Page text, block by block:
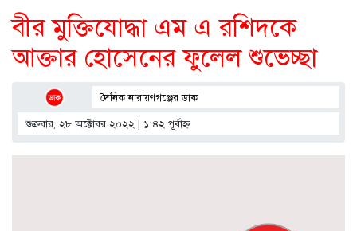
বীর মুক্তিযোদ্ধা এম এ রশিদকে
আক্তার হোসেনের ফুলেল শুভেচ্ছা
দৈনিক নারায়ণগঞ্জের ডাক
শুক্রবার, ২৮ অক্টোবর ২০২২ | ১:৪২ পূর্বাহ্ণ